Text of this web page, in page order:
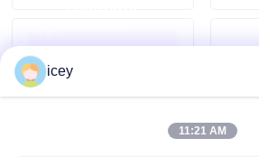
icey
11:21 AM